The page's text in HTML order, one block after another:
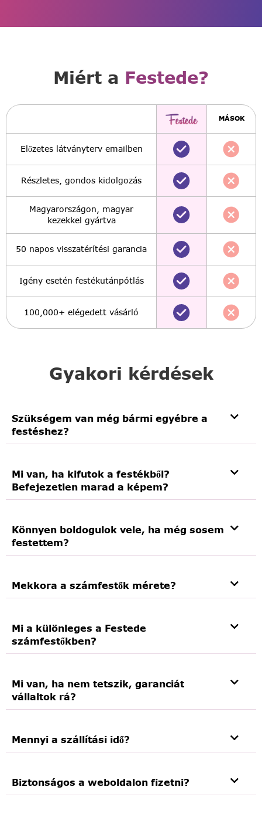
Gyakori kérdések
Szükségem van még bármi egyébre a
festéshez?
Mi van, ha kifutok a festékből?
Befejezetlen marad a képem?
Könnyen boldogulok vele, ha még sosem
festettem?
Mekkora a számfestők mérete?
Mi a különleges a Festede
számfestőkben?
Mi van, ha nem tetszik, garanciát
vállaltok rá?
Mennyi a szállítási idő?
Biztonságos a weboldalon fizetni?
Miért a Festede?
MÁSOK
Előzetes látványterv emailben
Részletes, gondos kidolgozás
Magyarországon, magyar
kezekkel gyártva
50 napos visszatérítési garancia
Igény esetén festékutánpótlás
100,000+ elégedett vásárló